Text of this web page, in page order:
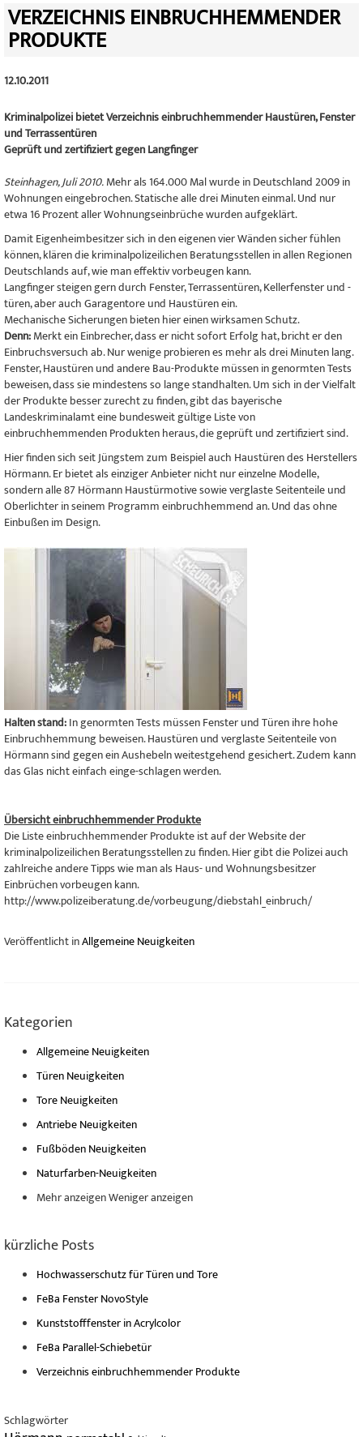
VERZEICHNIS EINBRUCHHEMMENDER
PRODUKTE
12.10.2011
Kriminalpolizei bietet Verzeichnis einbruchhemmender Haustüren, Fenster
und Terrassentüren
Geprüft und zertifiziert gegen Langfinger
Steinhagen, Juli 2010.Mehr als 164.000 Mal wurde in Deutschland 2009 in
Wohnungen eingebrochen. Statische alle drei Minuten einmal. Und nur
etwa 16 Prozent aller Wohnungseinbrüche wurden aufgeklärt.
Damit Eigenheimbesitzer sich in den eigenen vier Wänden sicher fühlen
können, klären die kriminalpolizeilichen Beratungsstellen in allen Regionen
Deutschlands auf, wie man effektiv vorbeugen kann.
Langfinger steigen gern durch Fenster, Terrassentüren, Kellerfenster und -
türen, aber auch Garagentore und Haustüren ein.
Mechanische Sicherungen bieten hier einen wirksamen Schutz.
Denn:Merkt ein Einbrecher, dass er nicht sofort Erfolg hat, bricht er den
Einbruchsversuch ab. Nur wenige probieren es mehr als drei Minuten lang.
Fenster, Haustüren und andere Bau-Produkte müssen in genormten Tests
beweisen, dass sie mindestens so lange standhalten. Um sich in der Vielfalt
der Produkte besser zurecht zu finden, gibt das bayerische
Landeskriminalamt eine bundesweit gültige Liste von
einbruchhemmenden Produkten heraus, die geprüft und zertifiziert sind.
Hier finden sich seit Jüngstem zum Beispiel auch Haustüren des Herstellers
Hörmann. Er bietet als einziger Anbieter nicht nur einzelne Modelle,
sondern alle 87 Hörmann Haustürmotive sowie verglaste Seitenteile und
Oberlichter in seinem Programm einbruchhemmend an. Und das ohne
Einbußen im Design.
Halten stand:In genormten Tests müssen Fenster und Türen ihre hohe
Einbruchhemmung beweisen. Haustüren und verglaste Seitenteile von
Hörmann sind gegen ein Aushebeln weitestgehend gesichert. Zudem kann
das Glas nicht einfach einge-schlagen werden.
Übersicht einbruchhemmender Produkte
Die Liste einbruchhemmender Produkte ist auf der Website der
kriminalpolizeilichen Beratungsstellen zu finden. Hier gibt die Polizei auch
zahlreiche andere Tipps wie man als Haus- und Wohnungsbesitzer
Einbrüchen vorbeugen kann.
http://www.polizeiberatung.de/vorbeugung/diebstahl_einbruch/
Veröffentlicht inAllgemeine Neuigkeiten
Kategorien
Allgemeine Neuigkeiten
Türen Neuigkeiten
Tore Neuigkeiten
Antriebe Neuigkeiten
Fußböden Neuigkeiten
Naturfarben-Neuigkeiten
Mehr anzeigenWeniger anzeigen
kürzliche Posts
Hochwasserschutz für Türen und Tore
FeBa Fenster NovoStyle
Kunststofffenster in Acrylcolor
FeBa Parallel-Schiebetür
Verzeichnis einbruchhemmender Produkte
Schlagwörter